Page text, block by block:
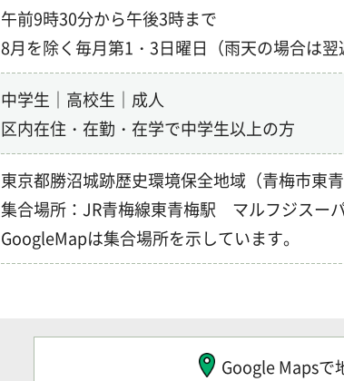
午前9時30分から午後3時まで
8月を除く毎月第1・3日曜日（雨天の場合は翌
中学生｜高校生｜成人
区内在住・在勤・在学で中学生以上の方
東京都勝沼城跡歴史環境保全地域（青梅市東青
集合場所：JR青梅線東青梅駅 マルフジスー
GoogleMapは集合場所を示しています。
Google Mapsで